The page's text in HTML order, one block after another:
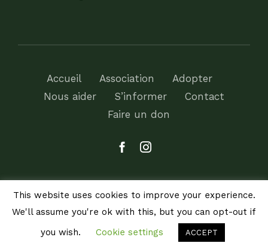
Accueil Association
Adopter
Nous aider
S’informer
Contact
Faire un don
2026 | Avada Theme byThemeFusion
| All Rights Reserved | Powered by
WordPress
This website uses cookies to improve your experience.
We'll assume you're ok with this, but you can opt-out if
you wish.
Cookie settings ACCEPT